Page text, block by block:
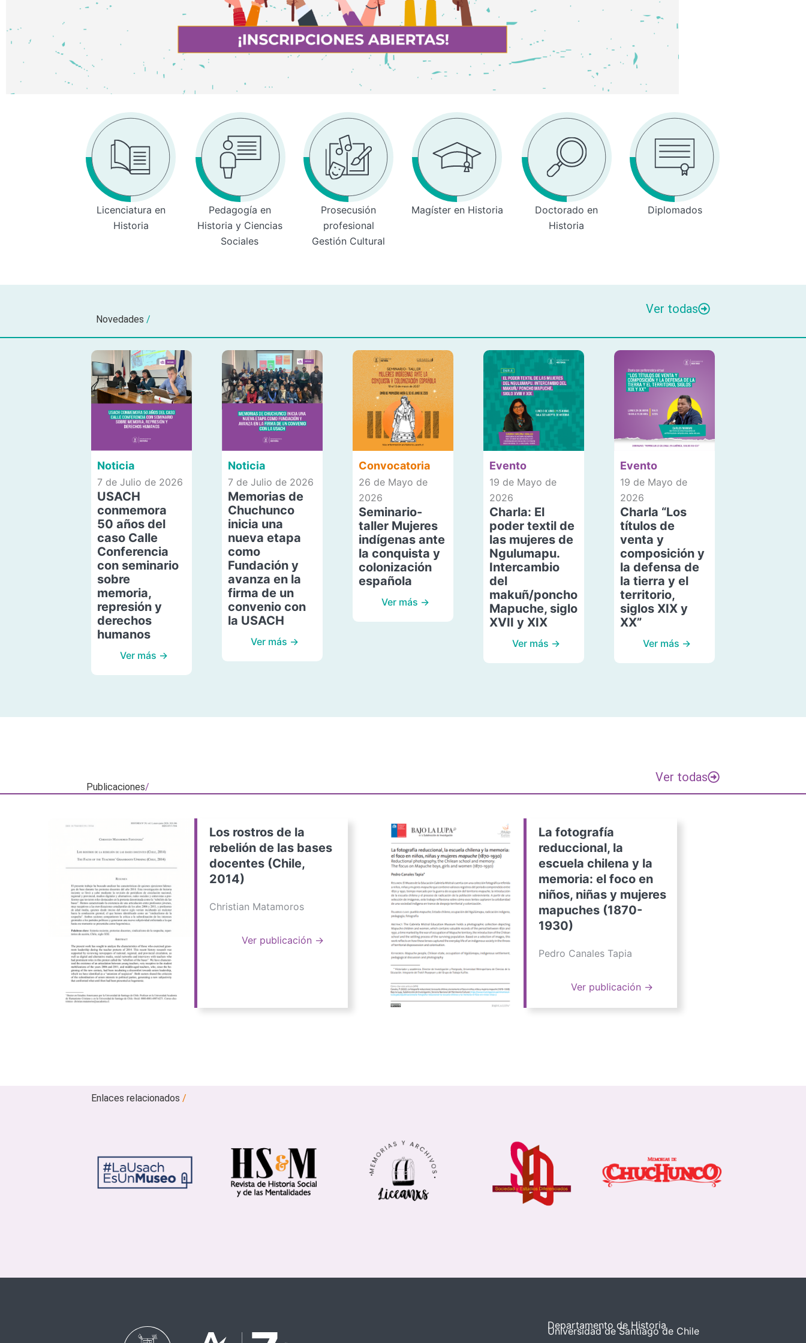
Licenciatura en
Historia
Pedagogía en
Historia y Ciencias
Sociales
Prosecusión
profesional
Gestión Cultural
Magíster en Historia
Doctorado en
Historia
Diplomados
Novedades /
Ver todas
Noticia
7 de Julio de 2026
USACH
conmemora
50 años del
caso Calle
Conferencia
con seminario
sobre
memoria,
represión y
derechos
humanos
Ver más →
Noticia
7 de Julio de 2026
Memorias de
Chuchunco
inicia una
nueva etapa
como
Fundación y
avanza en la
firma de un
convenio con
la USACH
Ver más →
Convocatoria
26 de Mayo de
2026
Seminario-
taller Mujeres
indígenas ante
la conquista y
colonización
española
Ver más →
Evento
19 de Mayo de
2026
Charla: El
poder textil de
las mujeres de
Ngulumapu.
Intercambio
del
makuñ/poncho
Mapuche, siglo
XVII y XIX
Ver más →
Evento
19 de Mayo de
2026
Charla “Los
títulos de
venta y
composición y
la defensa de
la tierra y el
territorio,
siglos XIX y
XX”
Ver más →
Publicaciones/
Ver todas
Los rostros de la
rebelión de las bases
docentes (Chile,
2014)
Christian Matamoros
Ver publicación →
La fotografía
reduccional, la
escuela chilena y la
memoria: el foco en
niños, niñas y mujeres
mapuches (1870-
1930)
Pedro Canales Tapia
Ver publicación →
Enlaces relacionados/
Departamento de Historia
Universidad de Santiago de Chile